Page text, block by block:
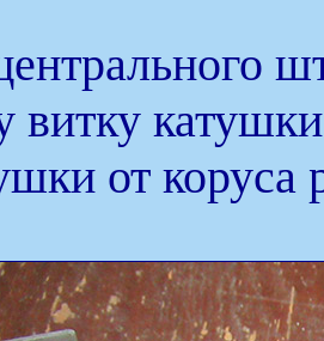
витку
от коруса